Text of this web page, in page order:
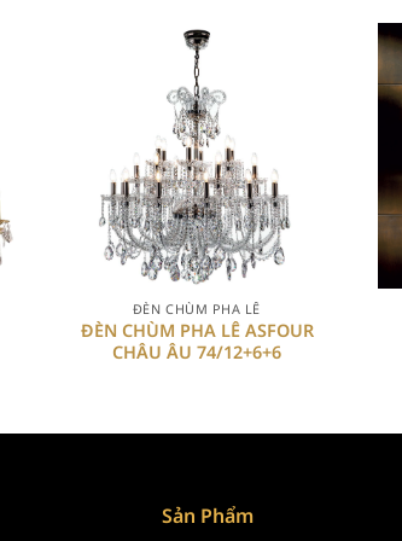
ĐÈN CHÙM PHA LÊ
ĐÈN CHÙM PHA LÊ ASFOUR
CHÂU ÂU 74/12+6+6
Sản Phẩm